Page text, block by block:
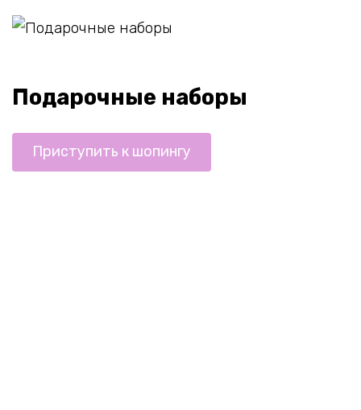
Подарочные наборы
Приступить к шопингу